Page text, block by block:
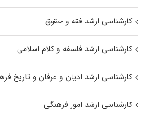
کارشناسی ارشد فقه و حقوق
کارشناسی ارشد فلسفه و کلام اسلامی
کارشناسی ارشد ادیان و عرفان و تاریخ
کارشناسی ارشد امور فرهنگی